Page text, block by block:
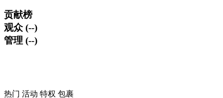
贡献榜
观众 (--)
管理 (--)
热门 活动 特权 包裹